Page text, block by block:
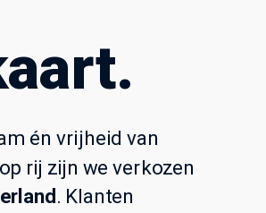
én vrijheid van
rij zijn we verkozen
. Klanten